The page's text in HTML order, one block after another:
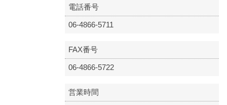
電話番号
06-4866-5711
FAX番号
06-4866-5722
営業時間